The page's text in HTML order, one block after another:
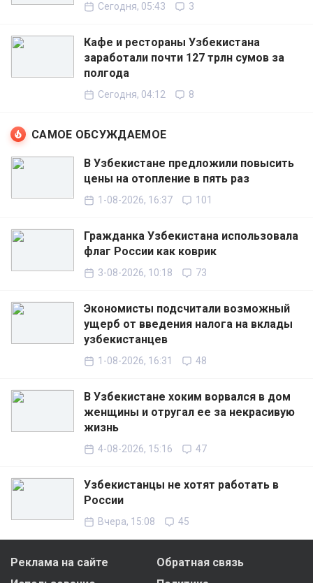
Сегодня, 05:43 3
Кафе и рестораны Узбекистана
заработали почти 127 трлн сумов за
полгода
Сегодня, 04:12 8
САМОЕ ОБСУЖДАЕМОЕ
В Узбекистане предложили повысить
цены на отопление в пять раз
1-08-2026, 16:37 101
Гражданка Узбекистана использовала
флаг России как коврик
3-08-2026, 10:18 73
Экономисты подсчитали возможный
ущерб от введения налога на вклады
узбекистанцев
1-08-2026, 16:31 48
В Узбекистане хоким ворвался в дом
женщины и отругал ее за некрасивую
жизнь
4-08-2026, 15:16 47
Узбекистанцы не хотят работать в
России
Вчера, 15:08 45
Реклама на сайте
Обратная связь